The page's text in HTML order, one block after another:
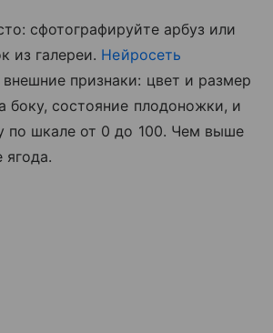
сфотографируйте арбуз или
из галереи. Нейросеть
признаки: цвет и размер
боку, состояние плодоножки, и
по шкале от 0 до 100. Чем выше
ягода.